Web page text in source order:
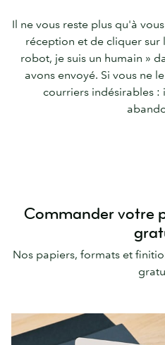
Il ne vous reste plus qu'à
réception et de cliquer sur
robot, je suis un humain »
avons envoyé. Si vous ne
courriers indésirables :
Commander votre
Nos papiers, formats et